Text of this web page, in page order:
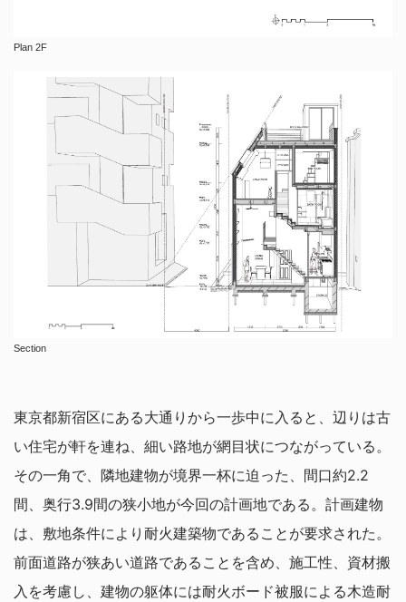
Plan 2F
Section
東京都新宿区にある大通りから一歩中に入ると、辺りは古
い住宅が軒を連ね、細い路地が網目状につながっている。
その一角で、隣地建物が境界一杯に迫った、間口約2.2
間、奥行3.9間の狭小地が今回の計画地である。計画建物
は、敷地条件により耐火建築物であることが要求された。
前面道路が狭あい道路であることを含め、施工性、資材搬
入を考慮し、建物の躯体には耐火ボード被服による木造耐